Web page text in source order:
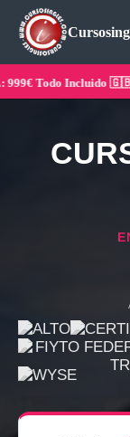
Todo Incluido 🇬🇧: